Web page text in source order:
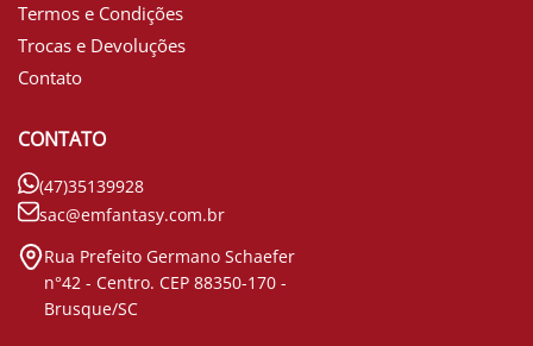
Termos e Condições
Trocas e Devoluções
Contato
CONTATO
(47)35139928
sac@emfantasy.com.br
Rua Prefeito Germano Schaefer
n°42 - Centro. CEP 88350-170 -
Brusque/SC